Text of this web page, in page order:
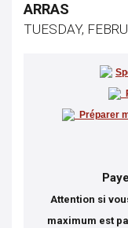
ARRAS
TUESDAY,
Préparer
Attention si
maximum est